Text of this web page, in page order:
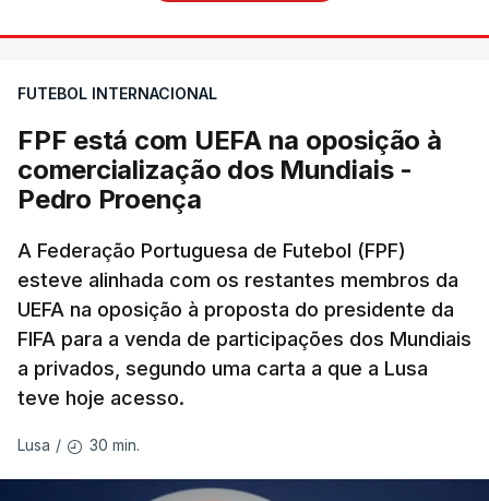
FUTEBOL INTERNACIONAL
FPF está com UEFA na oposição à
comercialização dos Mundiais -
Pedro Proença
A Federação Portuguesa de Futebol (FPF)
esteve alinhada com os restantes membros da
UEFA na oposição à proposta do presidente da
FIFA para a venda de participações dos Mundiais
a privados, segundo uma carta a que a Lusa
teve hoje acesso.
Lusa / 30 min.